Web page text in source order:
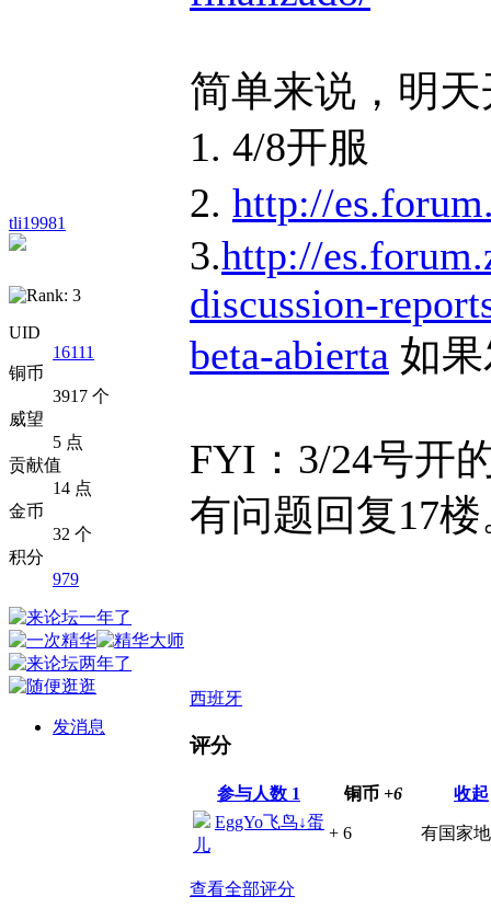
tli19981
UID
16111
铜币
3917 个
威望
5 点
贡献值
14 点
金币
32 个
积分
979
发消息
简单来说，明
1. 4/8开服
2. http://
3.http://
discussion-
beta-abierta 如
FYI：3/24号开
有问题回复17楼
西班牙
评分
参与人数 1 铜币 +6
收起
EggYo飞鸟↓蛋
儿
+ 6 有国家
查看全部评分